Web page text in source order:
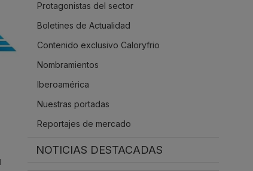
Protagonistas del sector
Boletines de Actualidad
Contenido exclusivo Caloryfrio
Nombramientos
Iberoamérica
Nuestras portadas
Reportajes de mercado
NOTICIAS DESTACADAS